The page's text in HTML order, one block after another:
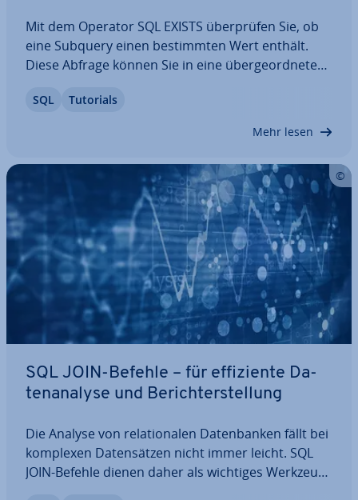
Mit dem Operator SQL EXISTS über­prü­fen Sie, ob
eine Subquery einen be­stimm­ten Wert enthält.
Diese Abfrage können Sie in eine über­ge­ord­ne­te
Durch­füh­rung machen. Hier erfahren Sie, wie SQL
SQL Tutorials
Mehr lesen
SQL JOIN-Befehle – für ef­fi­zi­en­te Da­
ten­ana­ly­se und Be­richt­erstel­lung
Die Analyse von re­la­tio­na­len Da­ten­ban­ken fällt bei
komplexen Da­ten­sät­zen nicht immer leicht. SQL
JOIN-Befehle dienen daher als wichtiges Werkzeug,